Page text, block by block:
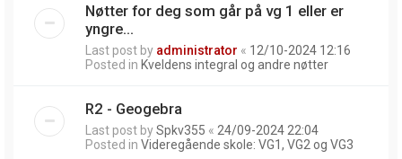
Nøtter for deg som går på vg 1 eller er
yngre...
Last post by administrator « 12/10-2024 12:16
Posted in Kveldens integral og andre nøtter
R2 - Geogebra
Last post bySpkv355 « 24/09-2024 22:04
Posted in Videregående skole: VG1, VG2 og VG3